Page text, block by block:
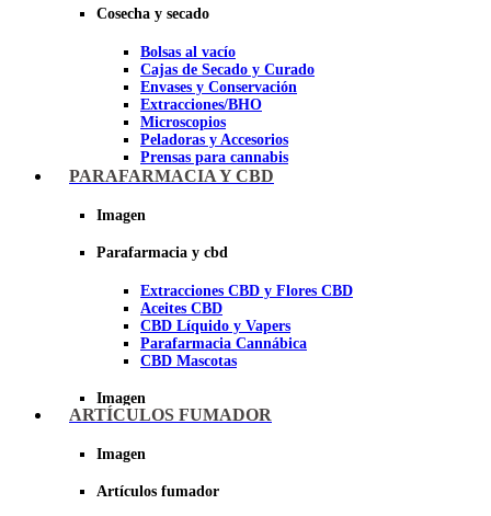
Cosecha y secado
Bolsas al vacío
Cajas de Secado y Curado
Envases y Conservación
Extracciones/BHO
Microscopios
Peladoras y Accesorios
Prensas para cannabis
Secadores de cogollos
PARAFARMACIA Y CBD
Imagen
Parafarmacia y cbd
Extracciones CBD y Flores CBD
Aceites CBD
CBD Líquido y Vapers
Parafarmacia Cannábica
CBD Mascotas
Imagen
ARTÍCULOS FUMADOR
Imagen
Artículos fumador